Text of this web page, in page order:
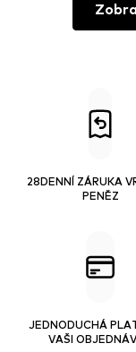
28DENNÍ ZÁRUKA
PENĚZ
JEDNODUCHÁ
VAŠI